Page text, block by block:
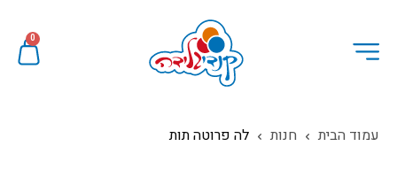
0
עמוד הבית חנות לה פרוטה תות